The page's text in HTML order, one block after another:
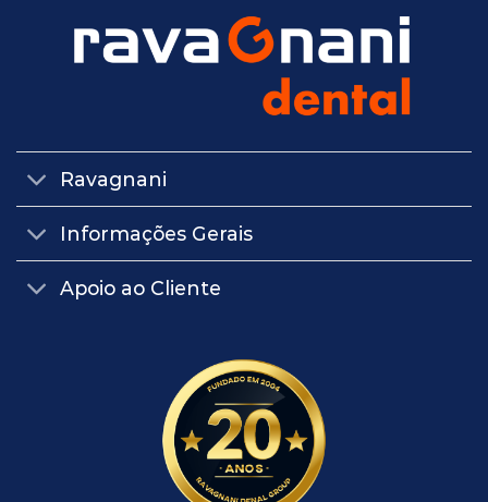
Ravagnani
Informações Gerais
Apoio ao Cliente